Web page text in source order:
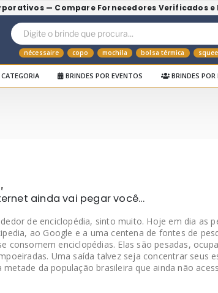
— Compare Fornecedores Verificados e
nécessaire copo mochila bolsa térmica
BRINDES POR EVENTOS BRINDES POR
ainda vai pegar você…
de enciclopédia, sinto muito. Hoje em dia as
ao Google e a uma centena de fontes de
consomem enciclopédias. Elas são pesadas,
Uma saída talvez seja concentrar seus
metade da população brasileira que ainda não